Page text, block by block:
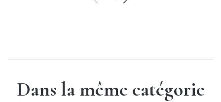
Dans la même catégorie